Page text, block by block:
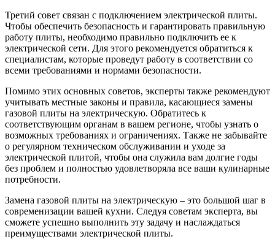
Третий совет связан с подключением электрической плиты.
Чтобы обеспечить безопасность и гарантировать правильную
работу плиты, необходимо правильно подключить ее к
электрической сети. Для этого рекомендуется обратиться к
специалистам, которые проведут работу в соответствии со
всеми требованиями и нормами безопасности.
Помимо этих основных советов, эксперты также рекомендуют
учитывать местные законы и правила, касающиеся замены
газовой плиты на электрическую. Обратитесь к
соответствующим органам в вашем регионе, чтобы узнать о
возможных требованиях и ограничениях. Также не забывайте
о регулярном техническом обслуживании и уходе за
электрической плитой, чтобы она служила вам долгие годы
без проблем и полностью удовлетворяла все ваши кулинарные
потребности.
Замена газовой плиты на электрическую – это большой шаг в
современизации вашей кухни. Следуя советам эксперта, вы
сможете успешно выполнить эту задачу и наслаждаться
преимуществами электрической плиты.